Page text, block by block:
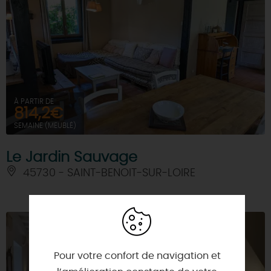
À PARTIR DE
814,2€
SEMAINE (MEUBLÉ)
Le Jardin Sauvage
45730 - SAINT-BENOIT-SUR-LOIRE
Pour votre confort de navigation et